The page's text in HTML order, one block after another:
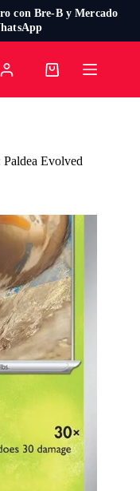
con Bre-B y Mercado
Carro
Evolved